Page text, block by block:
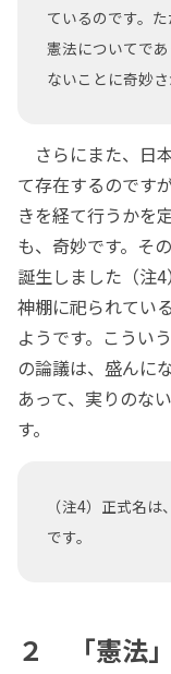
ているのです。
憲法についてで
ないことに奇妙さ
さらにまた、日
て存在するのです
きを経て行うかを
も、奇妙です。そ
誕生しました（注
神棚に祀られてい
ようです。こうい
の論議は、盛んに
あって、実りのな
す。
（注4）正式名は、
です。
２ 「憲法